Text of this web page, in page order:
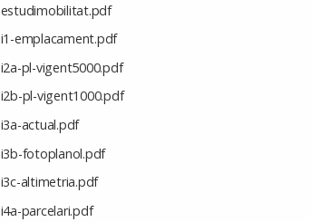
estudimobilitat.pdf
i1-emplacament.pdf
i2a-pl-vigent5000.pdf
i2b-pl-vigent1000.pdf
i3a-actual.pdf
i3b-fotoplanol.pdf
i3c-altimetria.pdf
i4a-parcelari.pdf